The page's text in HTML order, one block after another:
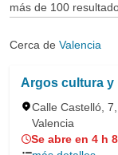
más de 100
Cerca de Valencia
Argos cultura y
Calle Castelló,
Valencia
Se abre en 4 h